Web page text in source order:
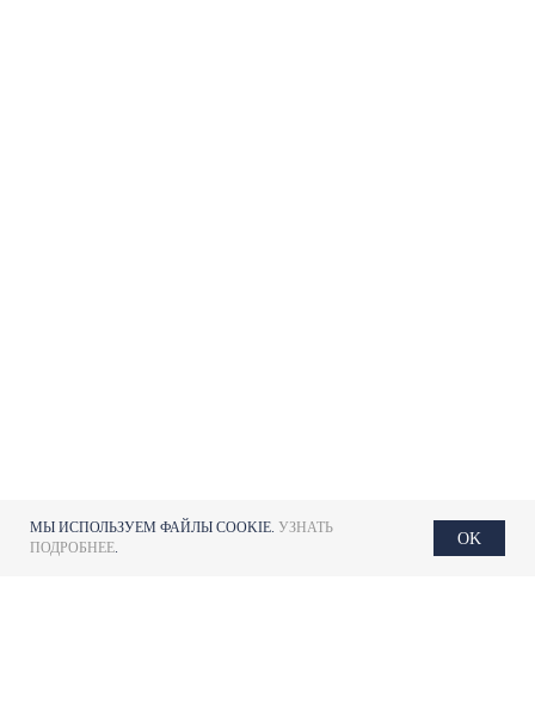
МЫ ИСПОЛЬЗУЕМ ФАЙЛЫ COOKIE. УЗНАТЬ
ПОДРОБНЕЕ.
OK